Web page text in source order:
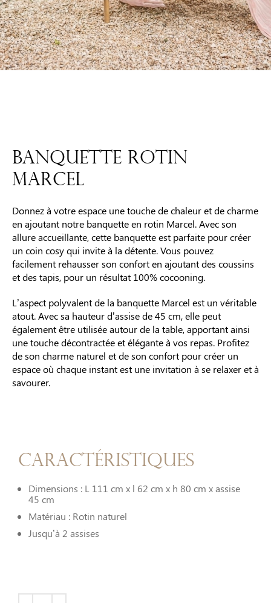
BANQUETTE ROTIN
MARCEL
Donnez à votre espace une touche de chaleur et de charme
en ajoutant notre banquette en rotin Marcel. Avec son
allure accueillante, cette banquette est parfaite pour créer
un coin cosy qui invite à la détente. Vous pouvez
facilement rehausser son confort en ajoutant des coussins
et des tapis, pour un résultat 100% cocooning.
L’aspect polyvalent de la banquette Marcel est un véritable
atout. Avec sa hauteur d’assise de 45 cm, elle peut
également être utilisée autour de la table, apportant ainsi
une touche décontractée et élégante à vos repas. Profitez
de son charme naturel et de son confort pour créer un
espace où chaque instant est une invitation à se relaxer et à
savourer.
Caractéristiques
Dimensions : L 111 cm x l 62 cm x h 80 cm x assise
45 cm
Matériau : Rotin naturel
Jusqu’à 2 assises